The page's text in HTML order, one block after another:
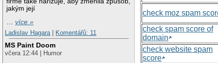
jakým její
…více »
Ladislav Hagara
Komentářů: 11
MS Paint Doom
včera 12:44 | Humor
check moz spam
check spam score of
domain
check website spam
score